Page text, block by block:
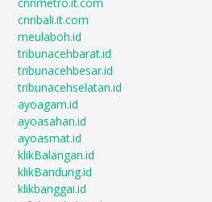
cnnmetro.it.com
cnnbali.it.com
meulaboh.id
tribunacehbarat.id
tribunacehbesar.id
tribunacehselatan.id
ayoagam.id
ayoasahan.id
ayoasmat.id
klikBalangan.id
klikBandung.id
klikbanggai.id